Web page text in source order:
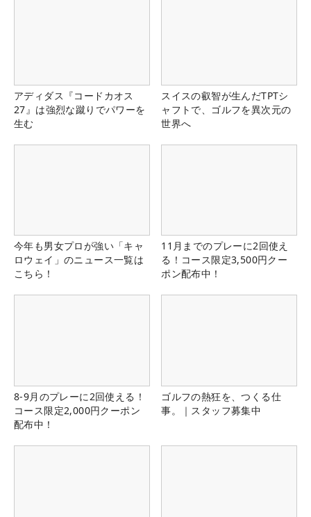
アディダス『コードカオス
27』は強烈な蹴りでパワーを
生む
スイスの叡智が生んだTPTシ
ャフトで、ゴルフを異次元の
世界へ
今年も男女プロが強い「キャ
ロウェイ」のニュース一覧は
こちら！
11月までのプレーに2回使え
る！コース限定3,500円クー
ポン配布中！
8-9月のプレーに2回使える！
コース限定2,000円クーポン
配布中！
ゴルフの熱狂を、つくる仕
事。｜スタッフ募集中